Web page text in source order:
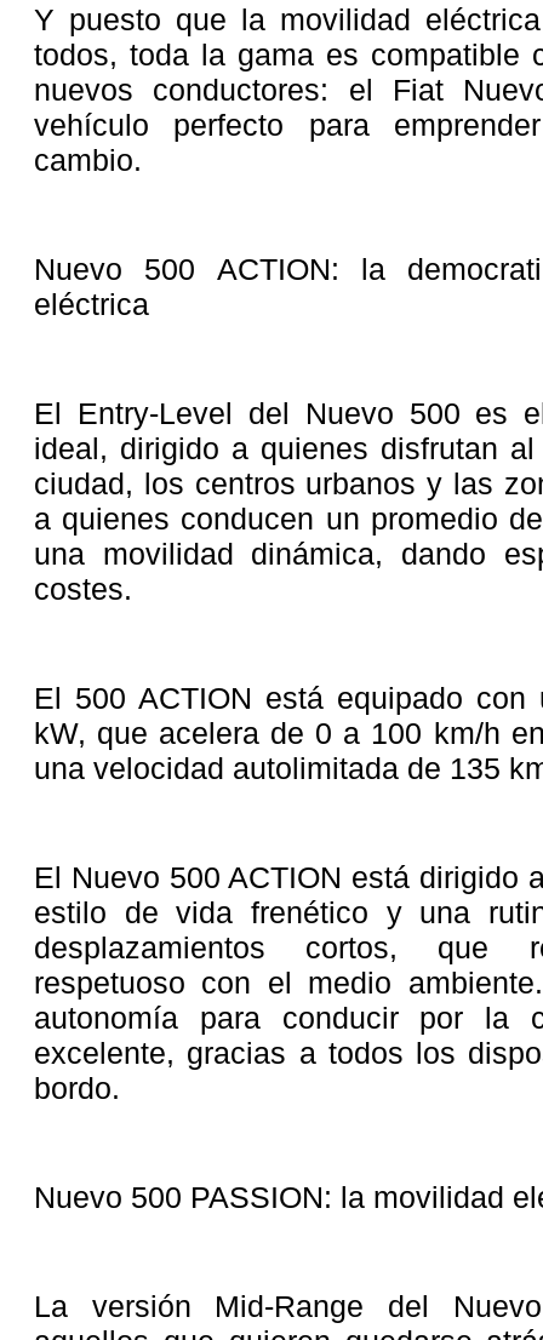
Y puesto que la movilidad
todos, toda la gama es compatible
nuevos conductores: el Fiat
vehículo perfecto para
cambio.
Nuevo 500 ACTION: la
eléctrica
El Entry-Level del Nuevo 500 es
ideal, dirigido a quienes disfrutan
ciudad, los centros urbanos y las
a quienes conducen un promedio
una movilidad dinámica, dando
costes.
El 500 ACTION está equipado
kW, que acelera de 0 a 100 km/h
una velocidad autolimitada de 135
El Nuevo 500 ACTION está dirigido
estilo de vida frenético y una
desplazamientos cortos, que
respetuoso con el medio
autonomía para conducir por la
excelente, gracias a todos los
bordo.
Nuevo 500 PASSION: la movilidad
La versión Mid-Range del